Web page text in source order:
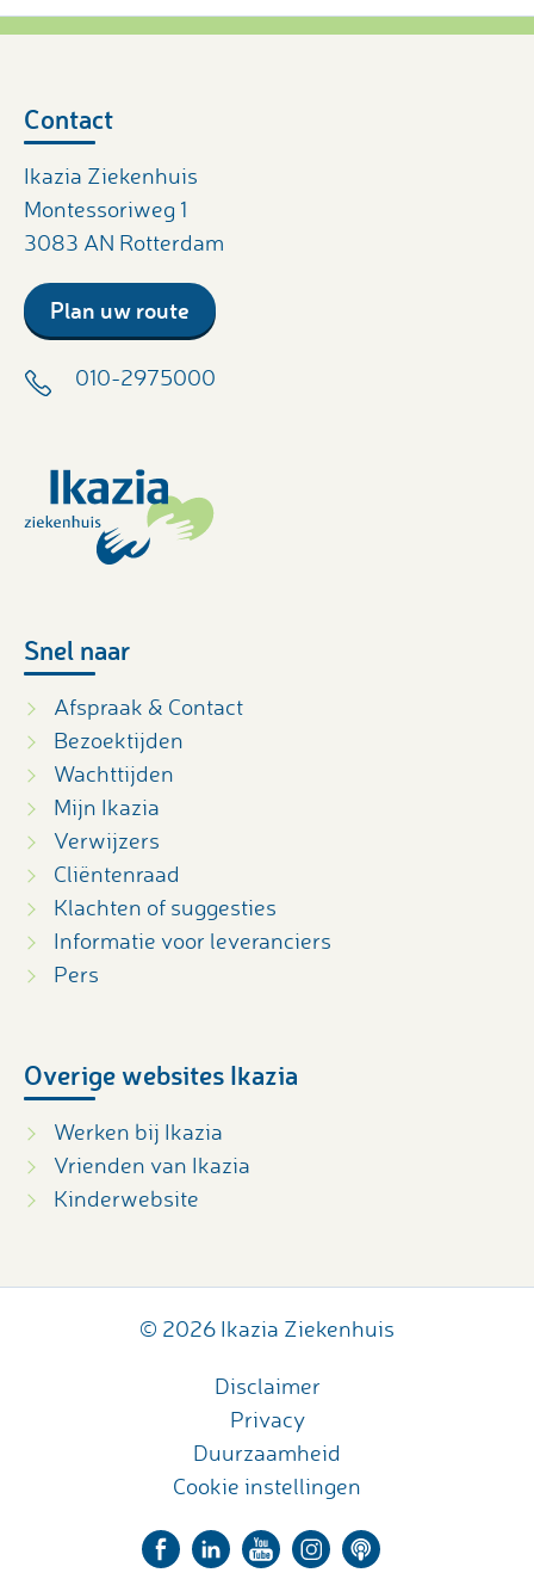
Contact
Ikazia Ziekenhuis
Montessoriweg 1
3083 AN Rotterdam
Plan uw route
010-2975000
Snel naar
Afspraak & Contact
Bezoektijden
Wachttijden
Mijn Ikazia
Verwijzers
Cliëntenraad
Klachten of suggesties
Informatie voor leveranciers
Pers
Overige websites Ikazia
Werken bij Ikazia
Vrienden van Ikazia
Kinderwebsite
© 2026 Ikazia Ziekenhuis
Disclaimer
Privacy
Duurzaamheid
Cookie instellingen